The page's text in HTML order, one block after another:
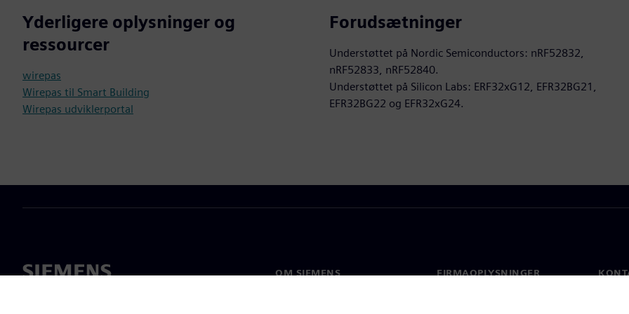
Yderligere oplysninger og
ressourcer
wirepas
Wirepas til Smart Building
Wirepas udviklerportal
Forudsætninger
Understøttet på Nordic Semiconductors: nRF52832,
nRF52833, nRF52840.
Understøttet på Silicon Labs: ERF32xG12, EFR32BG21,
EFR32BG22 og EFR32xG24.
OM SIEMENS FIRMAOPLYSNINGER